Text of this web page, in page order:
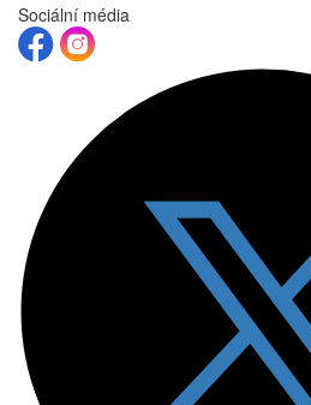
Sociální média